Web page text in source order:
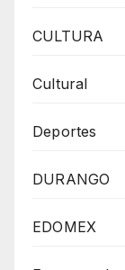
CULTURA
Cultural
Deportes
DURANGO
EDOMEX